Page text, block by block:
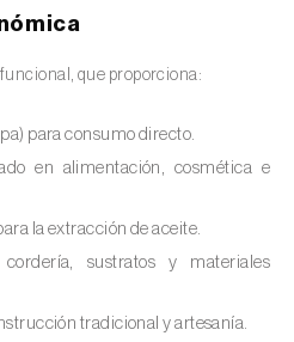
(Pântanos, lagoas,
barragens e estações
residuais)
occidentale
)
spp.)
y medicinales
que proporciona:
para consumo directo.
en alimentación, cosmética e
la extracción de aceite.
sustratos y materiales
tradicional y artesanía.